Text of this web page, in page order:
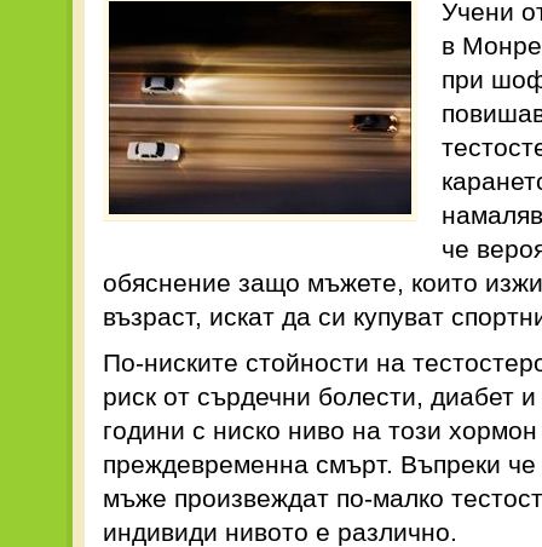
Учени
в
при
че
обяснение защо мъжете, които
възраст, искат да си купуват
По-ниските стойности на
риск от сърдечни болести, диабет
години с ниско ниво на този
преждевременна смърт. Въпреки че
мъже произвеждат по-малко
индивиди нивото е различно.